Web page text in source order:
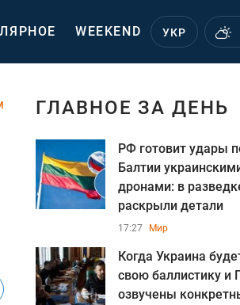
WEEKEND УКР
ГЛАВНОЕ ЗА ДЕНЬ
РФ готовит удары
Балтии
дронами: в
раскрыли детали
17:27 Мир
Когда Украина
свою баллистику и
озвучены